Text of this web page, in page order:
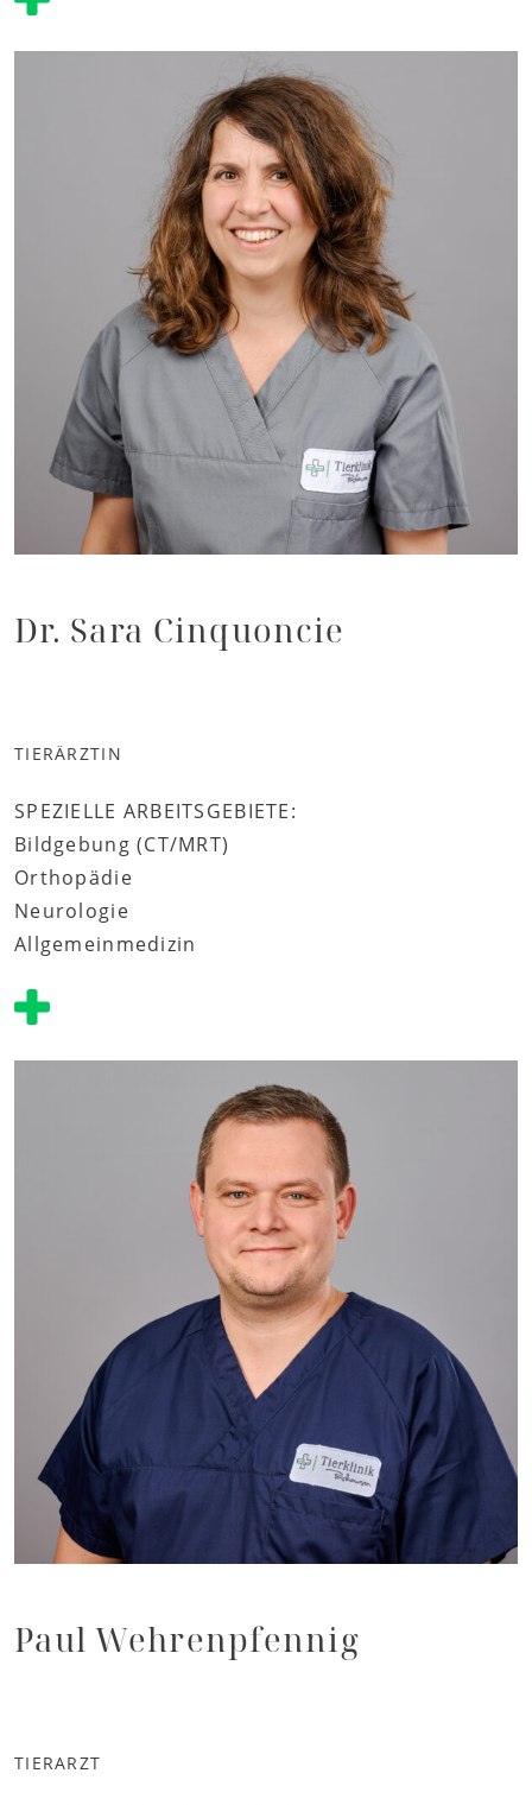
Dr. Sara Cinquoncie
TIERÄRZTIN
SPEZIELLE ARBEITSGEBIETE:
Bildgebung (CT/MRT)
Orthopädie
Neurologie
Allgemeinmedizin
Paul Wehrenpfennig
TIERARZT